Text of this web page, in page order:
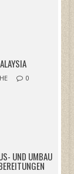
0
UND UMBAU